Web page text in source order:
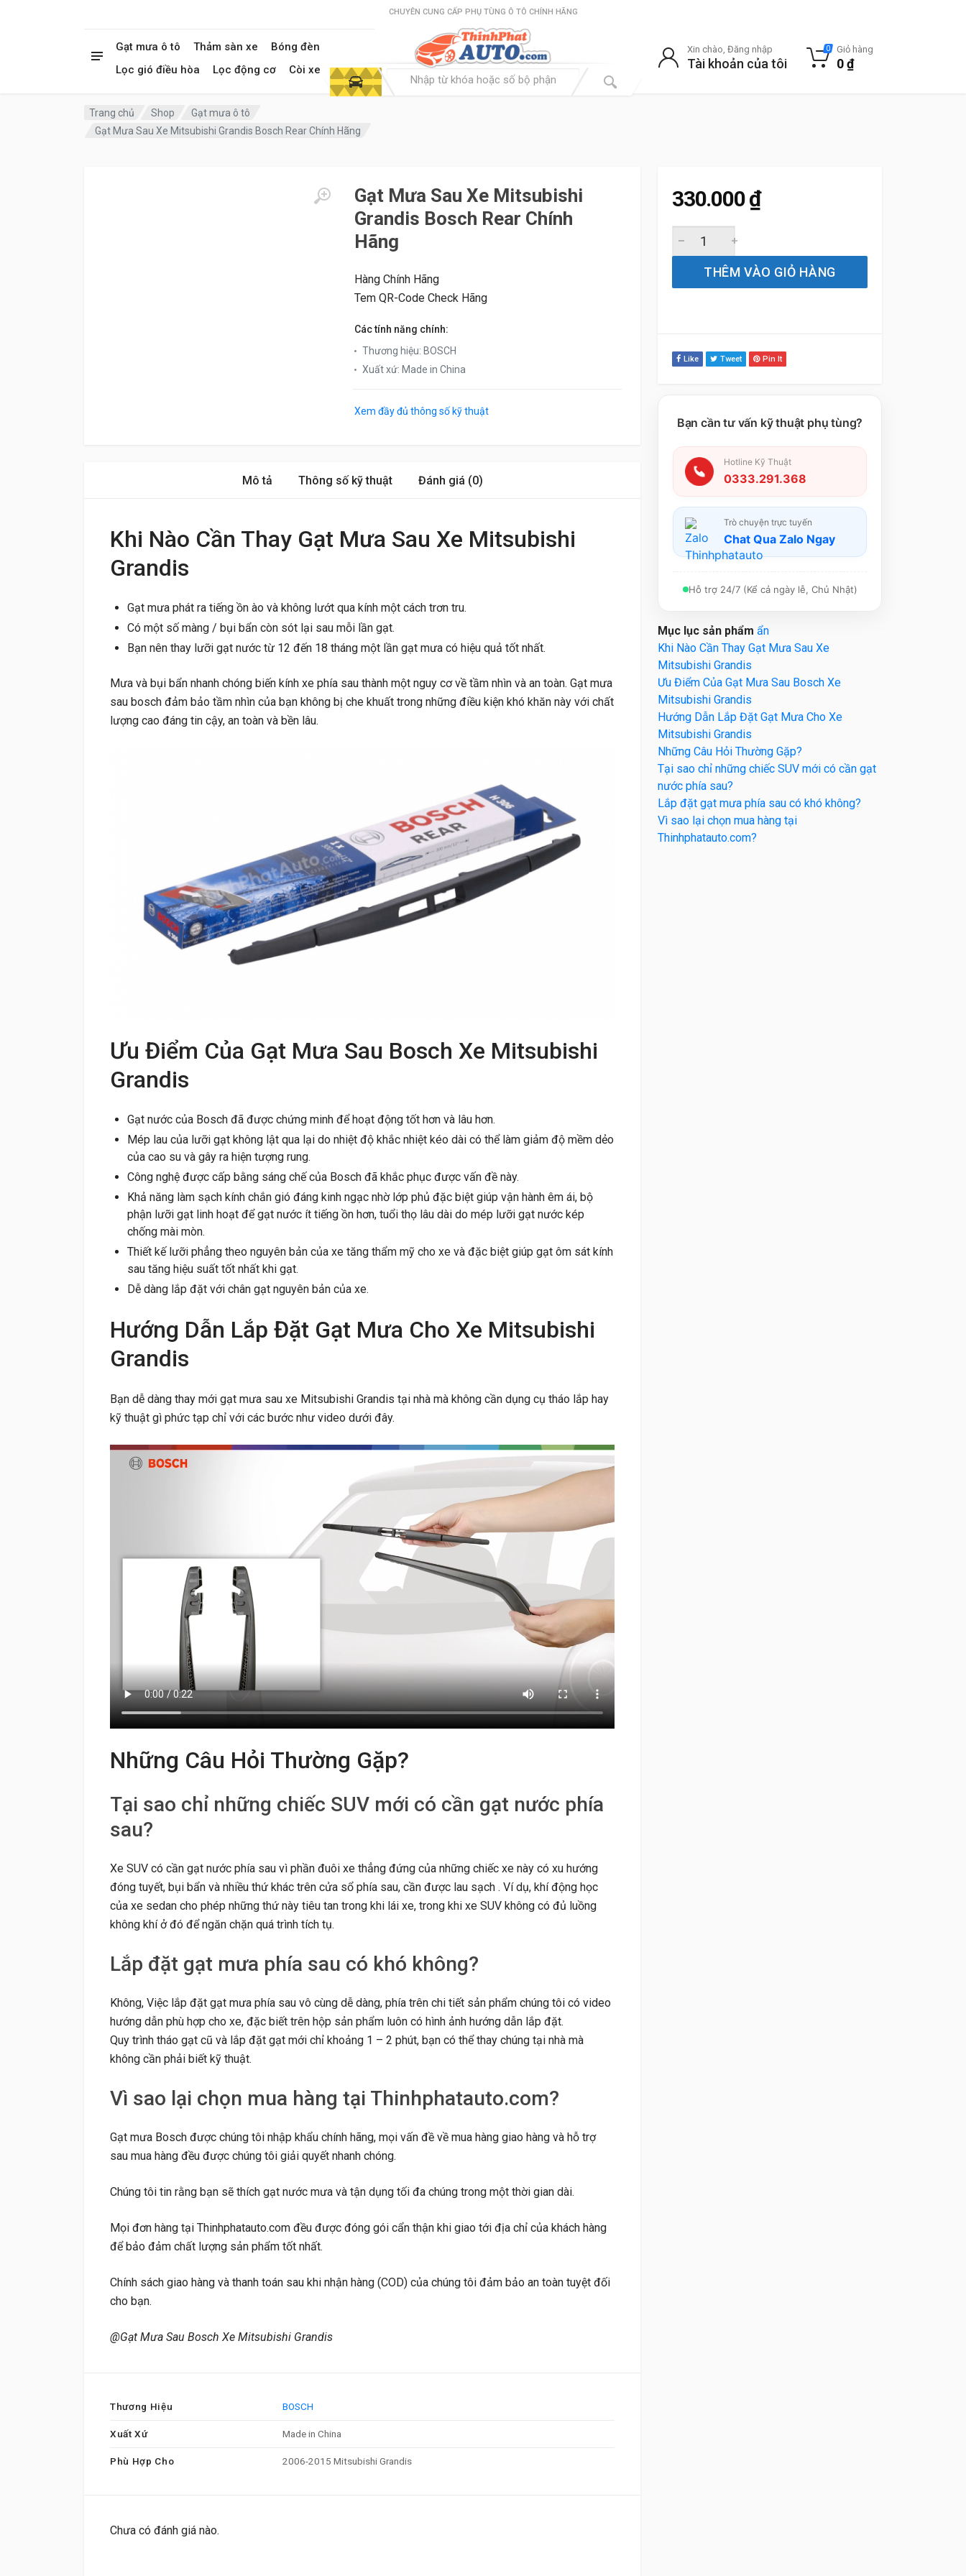
Gạt mưa ô tô Thảm sàn xe
Bóng đèn
Lọc gió điều hòa
Lọc động cơ Còi xe
CHUYÊN CUNG CẤP PHỤ TÙNG Ô TÔ CHÍNH HÃNG
Xin chào, Đăng nhập
Tài khoản của tôi
0 Giỏ hàng
0₫
Trang chủ Shop
Gạt mưa ô tô
Gạt Mưa Sau Xe Mitsubishi Grandis Bosch Rear Chính Hãng
Gạt Mưa Sau Xe Mitsubishi
Grandis Bosch Rear Chính
Hãng
Hàng Chính Hãng
Tem QR-Code Check Hãng
Các tính năng chính:
Thương hiệu: BOSCH
Xuất xứ: Made in China
Xem đầy đủ thông số kỹ thuật
330.000₫
THÊM VÀO GIỎ HÀNG
Like Tweet Pin It
Bạn cần tư vấn kỹ thuật phụ tùng?
Hotline Kỹ Thuật
0333.291.368
Trò chuyện trực tuyến
Chat Qua Zalo Ngay
Hỗ trợ 24/7 (Kể cả ngày lễ, Chủ Nhật)
Mục lục sản phẩm ẩn
Khi Nào Cần Thay Gạt Mưa Sau Xe
Mitsubishi Grandis
Ưu Điểm Của Gạt Mưa Sau Bosch Xe
Mitsubishi Grandis
Hướng Dẫn Lắp Đặt Gạt Mưa Cho Xe
Mitsubishi Grandis
Những Câu Hỏi Thường Gặp?
Tại sao chỉ những chiếc SUV mới có cần gạt
nước phía sau?
Lắp đặt gạt mưa phía sau có khó không?
Vì sao lại chọn mua hàng tại
Thinhphatauto.com?
Mô tả Thông số kỹ thuật Đánh giá (0)
Khi Nào Cần Thay Gạt Mưa Sau Xe Mitsubishi
Grandis
Gạt mưa phát ra tiếng ồn ào và không lướt qua kính một cách trơn tru.
Có một số màng / bụi bẩn còn sót lại sau mỗi lần gạt.
Bạn nên thay lưỡi gạt nước từ 12 đến 18 tháng một lần gạt mưa có hiệu quả tốt nhất.
Mưa và bụi bẩn nhanh chóng biến kính xe phía sau thành một nguy cơ về tầm nhìn và an toàn. Gạt mưa
sau bosch đảm bảo tầm nhìn của bạn không bị che khuất trong những điều kiện khó khăn này với chất
lượng cao đáng tin cậy, an toàn và bền lâu.
Ưu Điểm Của Gạt Mưa Sau Bosch Xe Mitsubishi
Grandis
Gạt nước của Bosch đã được chứng minh để hoạt động tốt hơn và lâu hơn.
Mép lau của lưỡi gạt không lật qua lại do nhiệt độ khắc nhiệt kéo dài có thể làm giảm độ mềm dẻo
của cao su và gây ra hiện tượng rung.
Công nghệ được cấp bằng sáng chế của Bosch đã khắc phục được vấn đề này.
Khả năng làm sạch kính chắn gió đáng kinh ngạc nhờ lớp phủ đặc biệt giúp vận hành êm ái, bộ
phận lưỡi gạt linh hoạt để gạt nước ít tiếng ồn hơn, tuổi thọ lâu dài do mép lưỡi gạt nước kép
chống mài mòn.
Thiết kế lưỡi phẳng theo nguyên bản của xe tăng thẩm mỹ cho xe và đặc biệt giúp gạt ôm sát kính
sau tăng hiệu suất tốt nhất khi gạt.
Dễ dàng lắp đặt với chân gạt nguyên bản của xe.
Hướng Dẫn Lắp Đặt Gạt Mưa Cho Xe Mitsubishi
Grandis
Bạn dễ dàng thay mới gạt mưa sau xe Mitsubishi Grandis tại nhà mà không cần dụng cụ tháo lắp hay
kỹ thuật gì phức tạp chỉ với các bước như video dưới đây.
Những Câu Hỏi Thường Gặp?
Tại sao chỉ những chiếc SUV mới có cần gạt nước phía
sau?
Xe SUV có cần gạt nước phía sau vì phần đuôi xe thẳng đứng của những chiếc xe này có xu hướng
đóng tuyết, bụi bẩn và nhiều thứ khác trên cửa sổ phía sau, cần được lau sạch . Ví dụ, khí động học
của xe sedan cho phép những thứ này tiêu tan trong khi lái xe, trong khi xe SUV không có đủ luồng
không khí ở đó để ngăn chặn quá trình tích tụ.
Lắp đặt gạt mưa phía sau có khó không?
Không, Việc lắp đặt gạt mưa phía sau vô cùng dễ dàng, phía trên chi tiết sản phẩm chúng tôi có video
hướng dẫn phù hợp cho xe, đặc biết trên hộp sản phẩm luôn có hình ảnh hướng dẫn lắp đặt.
Quy trình tháo gạt cũ và lắp đặt gạt mới chỉ khoảng 1 – 2 phút, bạn có thể thay chúng tại nhà mà
không cần phải biết kỹ thuật.
Vì sao lại chọn mua hàng tại Thinhphatauto.com?
Gạt mưa Bosch được chúng tôi nhập khẩu chính hãng, mọi vấn đề về mua hàng giao hàng và hỗ trợ
sau mua hàng đều được chúng tôi giải quyết nhanh chóng.
Chúng tôi tin rằng bạn sẽ thích gạt nước mưa và tận dụng tối đa chúng trong một thời gian dài.
Mọi đơn hàng tại Thinhphatauto.com đều được đóng gói cẩn thận khi giao tới địa chỉ của khách hàng
để bảo đảm chất lượng sản phẩm tốt nhất.
Chính sách giao hàng và thanh toán sau khi nhận hàng (COD) của chúng tôi đảm bảo an toàn tuyệt đối
cho bạn.
@Gạt Mưa Sau Bosch Xe Mitsubishi Grandis
Thương Hiệu BOSCH
Xuất Xứ Made in China
Phù Hợp Cho 2006-2015 Mitsubishi Grandis
Chưa có đánh giá nào.